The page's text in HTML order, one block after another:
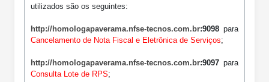
utilizados são os seguintes:
http://homologapaverama.nfse-tecnos.com.br:9098 para
Cancelamento de Nota Fiscal e Eletrônica de Serviços;
http://homologapaverama.nfse-tecnos.com.br:9097 para
Consulta Lote de RPS;